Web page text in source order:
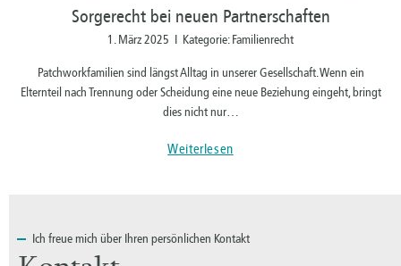
Sorgerecht bei neuen Partnerschaften
1. März 2025 I Kategorie: Familienrecht
Patchworkfamilien sind längst Alltag in unserer Gesellschaft. Wenn ein
Elternteil nach Trennung oder Scheidung eine neue Beziehung eingeht, bringt
dies nicht nur…
Weiterlesen
Ich freue mich über Ihren persönlichen Kontakt